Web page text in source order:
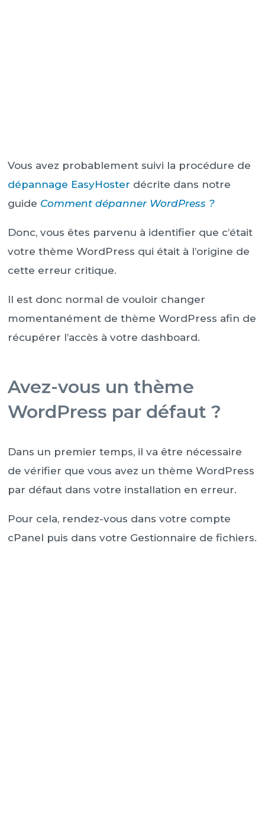
Vous avez probablement suivi la procédure de
dépannage EasyHoster décrite dans notre
guide Comment dépanner WordPress ?
Donc, vous êtes parvenu à identifier que c’était
votre thème WordPress qui était à l’origine de
cette erreur critique.
Il est donc normal de vouloir changer
momentanément de thème WordPress afin de
récupérer l’accès à votre dashboard.
Avez-vous un thème
WordPress par défaut ?
Dans un premier temps, il va être nécessaire
de vérifier que vous avez un thème WordPress
par défaut dans votre installation en erreur.
Pour cela, rendez-vous dans votre compte
cPanel puis dans votre Gestionnaire de fichiers.